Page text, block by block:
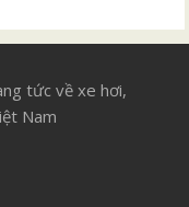
tức về xe hơi,
Nam